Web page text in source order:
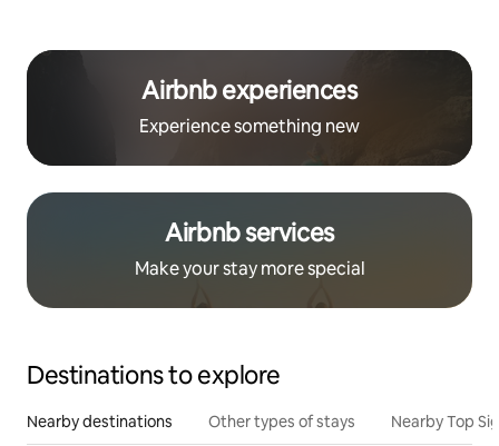
Airbnb experiences
Experience something new
Airbnb services
Make your stay more special
Destinations to explore
Nearby destinations Other types of stays Nearby Top